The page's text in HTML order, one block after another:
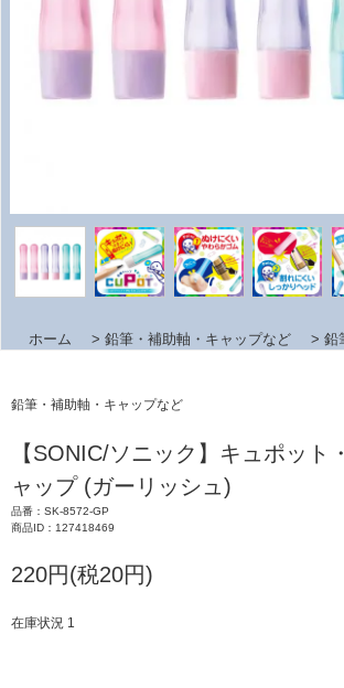
ホーム > 鉛筆・補助軸・キャップなど > 鉛
鉛筆・補助軸・キャップなど
【SONIC/ソニック】キュポット
ャップ (ガーリッシュ)
品番：SK-8572-GP
商品ID：127418469
220円(税20円)
在庫状況 1